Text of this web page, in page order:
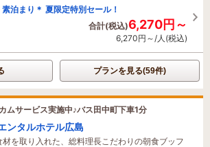
泊まり＊ 夏限定特別セール！
合計(税込)6,270円～
6,270円～/人(税込)
プランを見る(59件)
サービス実施中♪バス田中町下車1分
ンタルホテル広島
材を取り入れた、総料理長こだわりの朝食ブッフ